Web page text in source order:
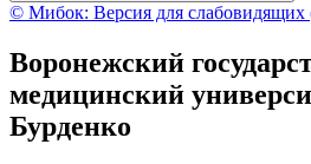
© Мибок: Версия для слабовидящих
Воронежский
медицинский
Бурденко